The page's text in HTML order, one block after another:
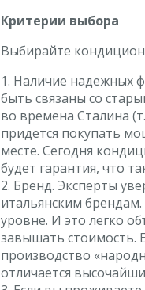
Критерии выбора
Выбирайте
1. Наличие надежных
быть связаны со
во времена Сталина
придется покупать
месте. Сегодня
будет гарантия, что
2. Бренд. Эксперты
итальянским
уровне. И это легко
завышать стоимость.
производство
отличается